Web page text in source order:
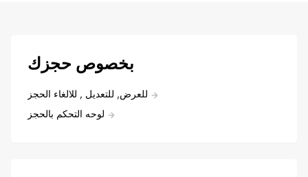
بخصوص حجزك
للعرض, للتعديل , للالغاء الحجز
لوحه التحكم بالحجز